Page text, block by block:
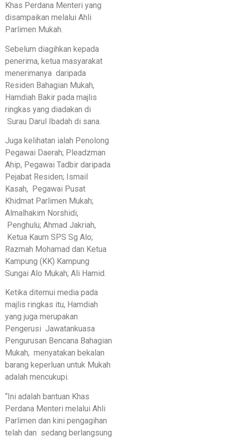
Khas Perdana Menteri yang
disampaikan melalui Ahli
Parlimen Mukah.
Sebelum diagihkan kepada
penerima, ketua masyarakat
menerimanya daripada
Residen Bahagian Mukah,
Hamdiah Bakir pada majlis
ringkas yang diadakan di
Surau Darul Ibadah di sana.
Juga kelihatan ialah Penolong
Pegawai Daerah; Pleadzman
Ahip, Pegawai Tadbir daripada
Pejabat Residen; Ismail
Kasah, Pegawai Pusat
Khidmat Parlimen Mukah;
Almalhakim Norshidi,
Penghulu; Ahmad Jakriah,
Ketua Kaum SPS Sg Alo;
Razmah Mohamad dan Ketua
Kampung (KK) Kampung
Sungai Alo Mukah; Ali Hamid.
Ketika ditemui media pada
majlis ringkas itu, Hamdiah
yang juga merupakan
Pengerusi Jawatankuasa
Pengurusan Bencana Bahagian
Mukah, menyatakan bekalan
barang keperluan untuk Mukah
adalah mencukupi.
“Ini adalah bantuan Khas
Perdana Menteri melalui Ahli
Parlimen dan kini pengagihan
telah dan sedang berlangsung